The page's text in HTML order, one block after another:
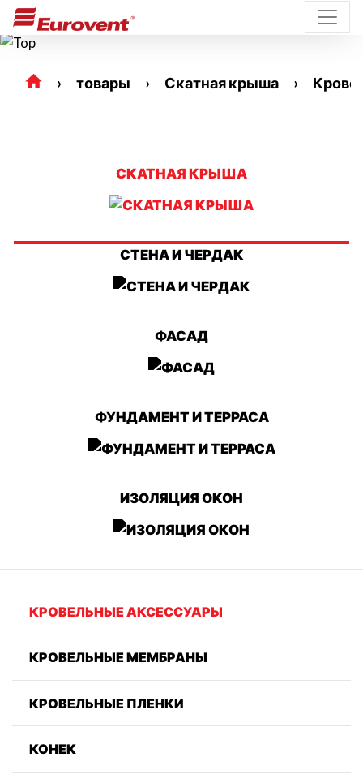
товары Скатная крыша
СКАТНАЯ КРЫША
СТЕНА И ЧЕРДАК
ФАСАД
ФУНДАМЕНТ И ТЕРРАСА
ИЗОЛЯЦИЯ ОКОН
КРОВЕЛЬНЫЕ АКСЕССУАРЫ
КРОВЕЛЬНЫЕ МЕМБРАНЫ
КРОВЕЛЬНЫЕ ПЛЕНКИ
КОНЕК